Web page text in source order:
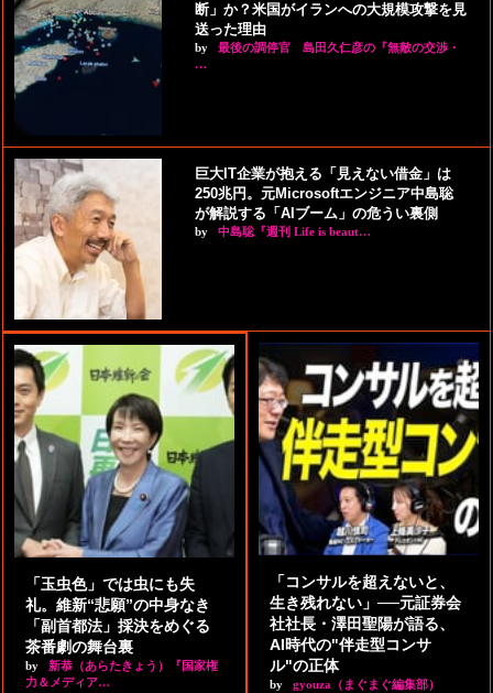
断」か？米国がイランへの大規模攻撃を見
送った理由
by
最後の調停官 島田久仁彦の『無敵の交渉・
…
巨大IT企業が抱える「見えない借金」は
250兆円。元Microsoftエンジニア中島聡
が解説する「AIブーム」の危うい裏側
by 中島聡『週刊 Life is beaut…
「玉虫色」では虫にも失
礼。維新“悲願”の中身なき
「副首都法」採決をめぐる
茶番劇の舞台裏
by
新恭（あらたきょう）『国家権
力＆メディア…
「コンサルを超えないと、
生き残れない」──元証券会
社社長・澤田聖陽が語る、
AI時代の"伴走型コンサ
ル"の正体
by gyouza（まぐまぐ編集部）